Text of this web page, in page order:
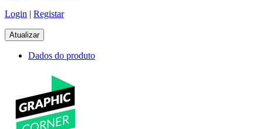
Login | Registar
Dados do produto